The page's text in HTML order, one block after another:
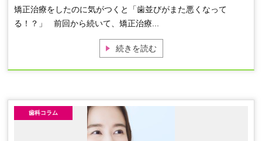
矯正治療をしたのに気がつくと「歯並びがまた悪くなって
る！？」 前回から続いて、矯正治療...
続きを読む
歯科コラム